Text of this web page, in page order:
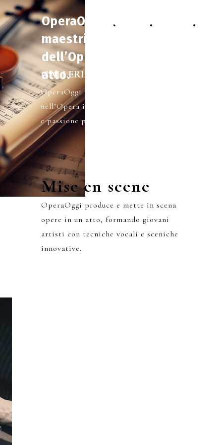
OperaOggi …
maestri
dell’Opera in un
atto.
GALLERIA PROGETTI
OperaOggi forma giovani artisti
nell’Opera in un atto, unendo tecnica
e passione per il canto lirico.
Mise en scene
OperaOggi produce e mette in scena
opere in un atto, formando giovani
artisti con tecniche vocali e sceniche
innovative.